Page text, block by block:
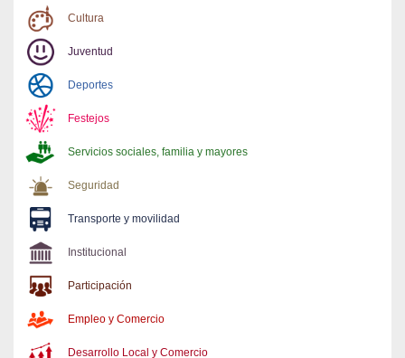
Cultura
Juventud
Deportes
Festejos
Servicios sociales, familia y mayores
Seguridad
Transporte y movilidad
Institucional
Participación
Empleo y Comercio
Desarrollo Local y Comercio